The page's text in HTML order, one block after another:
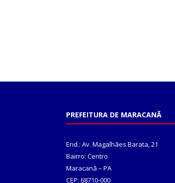
PREFEITURA DE MARACANÃ
End.: Av. Magalhães Barata, 21
Bairro: Centro
Maracanã – PA
CEP: 68710-000